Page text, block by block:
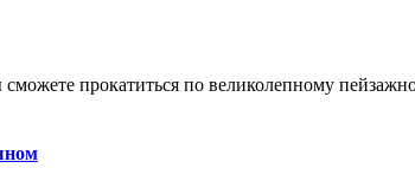
прокатиться по великолепному